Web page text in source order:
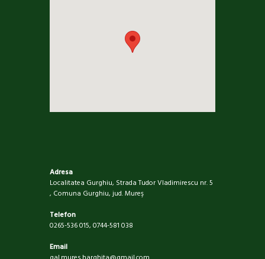
Adresa
Localitatea Gurghiu, Strada Tudor Vladimirescu nr. 5
, Comuna Gurghiu, jud. Mureş
Telefon
0265-536 015, 0744-581 038
Email